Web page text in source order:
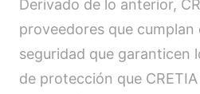
Derivado de lo anterior,
proveedores que cumplan
seguridad que garanticen
de protección que